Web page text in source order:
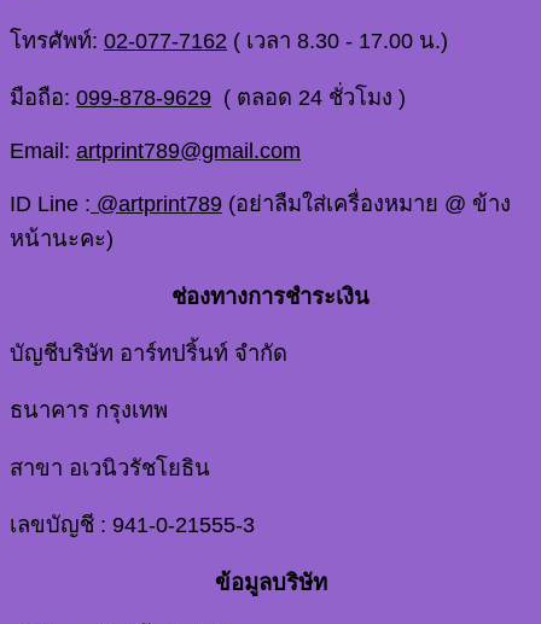
โทรศัพท์: 02-077-7162 ( เวลา 8.30 - 17.00 น.)
มือถือ: 099-878-9629 ( ตลอด 24 ชั่วโมง )
Email: artprint789@gmail.com
ID Line : @artprint789 (อย่าลืมใส่เครื่องหมาย @ ข้าง
หน้านะคะ)
ช่องทางการชำระเงิน
บัญชีบริษัท อาร์ทปริ้นท์ จำกัด
ธนาคาร กรุงเทพ
สาขา อเวนิวรัชโยธิน
เลขบัญชี : 941-0-21555-3
ข้อมูลบริษัท